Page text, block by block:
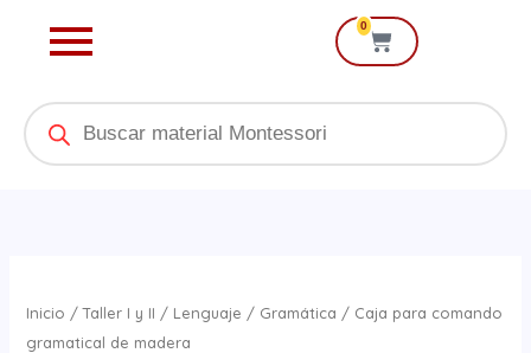
0
Cart
Products
search
Inicio /Taller I y II / Lenguaje / Gramática / Caja para comando
gramatical de madera
para
comando